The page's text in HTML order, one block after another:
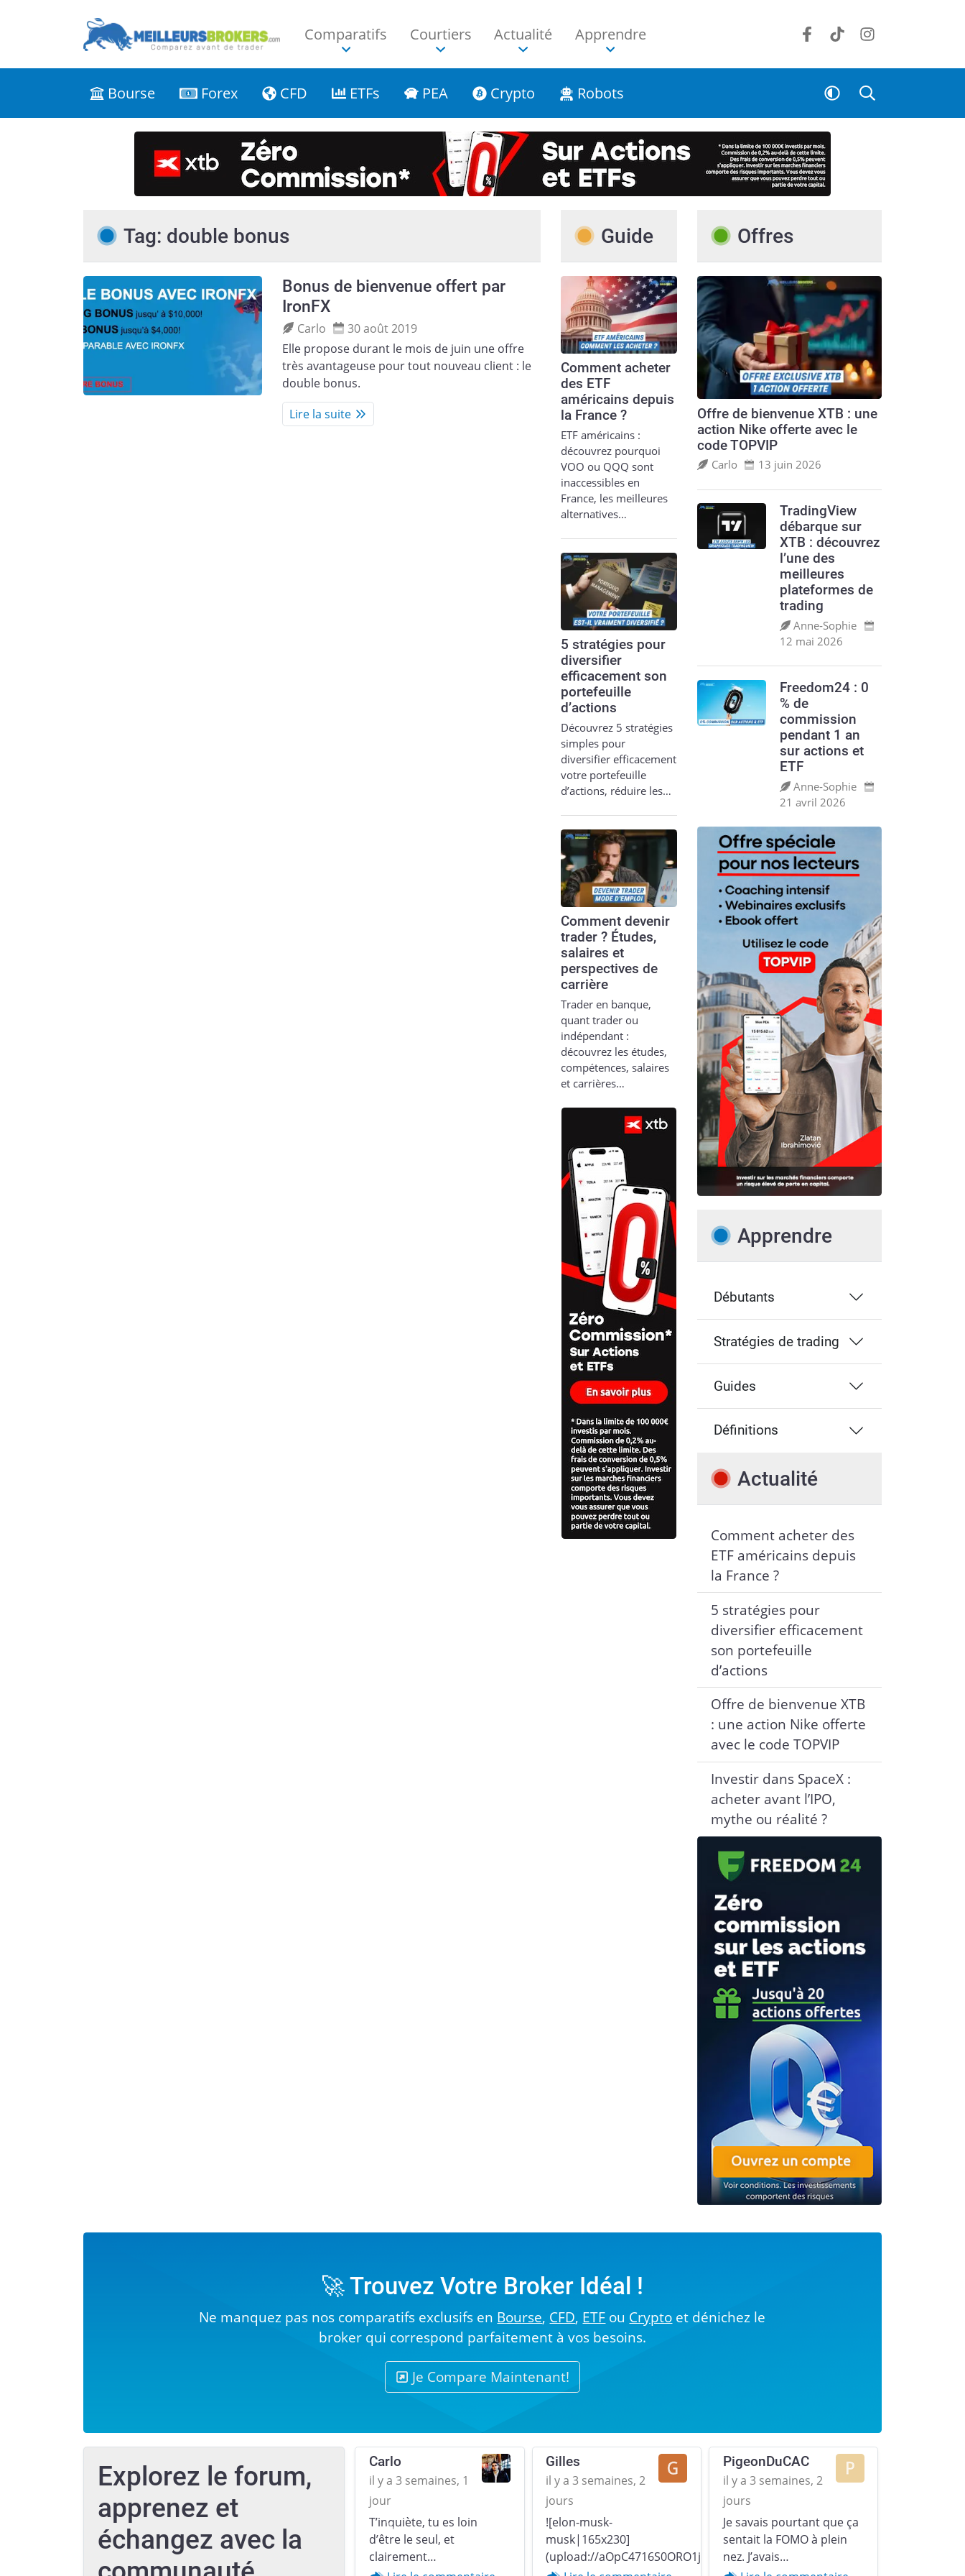
Comparatifs Courtiers Actualité Apprendre
Bourse Forex CFD ETFs PEA Crypto Robots
Tag: double bonus
Bonus de bienvenue offert par
IronFX
Carlo
30 août 2019
Elle propose durant le mois de juin une offre
très avantageuse pour tout nouveau client : le
double bonus.
Lire la suite
Guide
Comment acheter
des ETF
américains depuis
la France ?
ETF américains :
découvrez pourquoi
VOO ou QQQ sont
inaccessibles en
France, les meilleures
alternatives…
5 stratégies pour
diversifier
efficacement son
portefeuille
d’actions
Découvrez 5 stratégies
simples pour
diversifier efficacement
votre portefeuille
d’actions, réduire les…
Comment devenir
trader ? Études,
salaires et
perspectives de
carrière
Trader en banque,
quant trader ou
indépendant :
découvrez les études,
compétences, salaires
et carrières…
Offres
Offre de bienvenue XTB : une
action Nike offerte avec le
code TOPVIP
Carlo 13 juin 2026
TradingView
débarque sur
XTB : découvrez
l’une des
meilleures
plateformes de
trading
Anne‑Sophie
12 mai 2026
Freedom24 : 0
% de
commission
pendant 1 an
sur actions et
ETF
Anne‑Sophie
21 avril 2026
Apprendre
Débutants
Stratégies de trading
Guides
Définitions
Actualité
Comment acheter des
ETF américains depuis
la France ?
5 stratégies pour
diversifier efficacement
son portefeuille
d’actions
Offre de bienvenue XTB
: une action Nike offerte
avec le code TOPVIP
Investir dans SpaceX :
acheter avant l’IPO,
mythe ou réalité ?
🚀 Trouvez Votre Broker Idéal !
Ne manquez pas nos comparatifs exclusifs en Bourse, CFD, ETF ou Crypto et dénichez le
broker qui correspond parfaitement à vos besoins.
Je Compare Maintenant!
Explorez le forum,
apprenez et
échangez avec la
Carlo
il y a 3 semaines, 1
jour
T’inquiète, tu es loin
d’être le seul, et
clairement…
Gilles
il y a 3 semaines, 2
jours
![elon-musk-
musk|165x230]
(upload://aOpC4716S0ORO1jp379u2YZgqr1.gif)
PigeonDuCAC
il y a 3 semaines, 2
jours
Je savais pourtant que ça
sentait la FOMO à plein
nez. J’avais…
Previous Next